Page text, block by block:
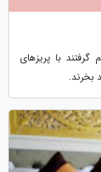
با پریزهای
بخرند.